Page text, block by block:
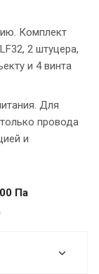
Комплект
2 штуцера,
и 4 винта
Для
провода
и
Па